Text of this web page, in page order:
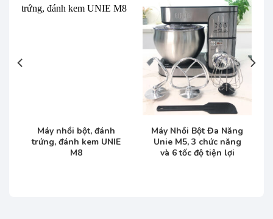
Máy nhồi bột, đánh
trứng, đánh kem UNIE
M8
Máy Nhồi Bột Đa Năng
Unie M5, 3 chức năng
và 6 tốc độ tiện lợi